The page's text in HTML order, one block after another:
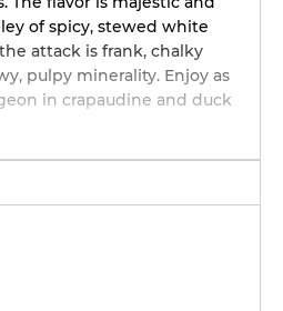
of spicy, stewed white
attack is frank, chalky
pulpy minerality. Enjoy as
in crapaudine and duck